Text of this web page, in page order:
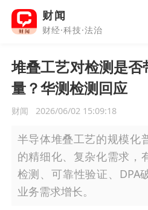
财闻
财经·科技·法治
堆叠工艺对检测是
量？华测检测回应
财闻 2026/06/02 15:09:18
半导体堆叠工艺的规模化
的精细化、复杂化需求，
检测、可靠性验证、DPA
业务需求增长。